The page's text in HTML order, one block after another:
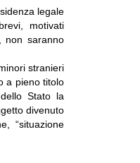
legale
motivati
non saranno
stranieri
a pieno titolo
Stato la
divenuto
“situazione